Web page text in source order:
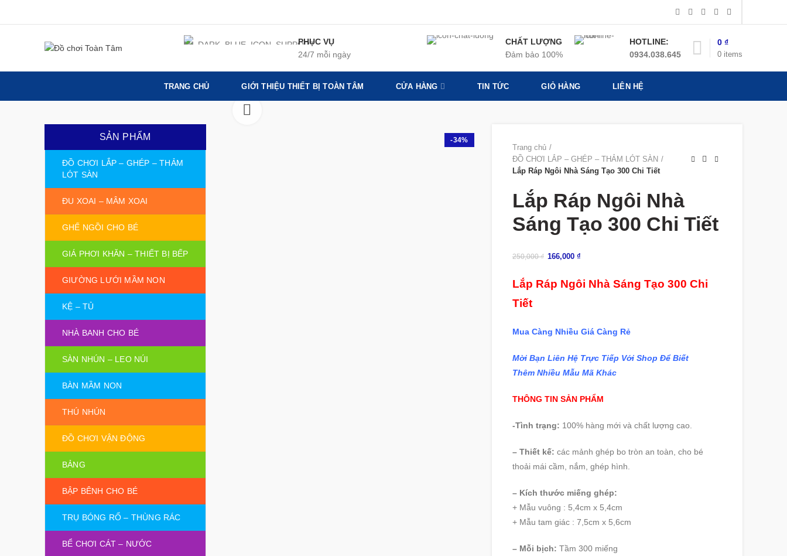
PHỤC VỤ
24/7 mỗi ngày
CHẤT LƯỢNG
Đảm bảo 100%
HOTLINE:
0934.038.645
0 items
0 ₫
TRANG CHỦ GIỚI THIỆU THIẾT BỊ TOÀN TÂM CỬA HÀNG TIN TỨC GIỎ HÀNG LIÊN HỆ
-34%
Trang chủ
ĐỒ CHƠI LẮP – GHÉP – THẢM LÓT SÀN
Lắp Ráp Ngôi Nhà Sáng Tạo 300 Chi Tiết
Lắp Ráp Ngôi Nhà
Sáng Tạo 300 Chi Tiết
250,000₫ 166,000 ₫
Lắp Ráp Ngôi Nhà Sáng Tạo 300 Chi
Tiết
Mua Càng Nhiều Giá Càng Rẻ
Mời Bạn Liên Hệ Trực Tiếp Với Shop Để Biết
Thêm Nhiều Mẫu Mã Khác
THÔNG TIN SẢN PHẨM
-Tình trạng: 100% hàng mới và chất lượng cao.
– Thiết kế: các mảnh ghép bo tròn an toàn, cho bé
thoải mái cầm, nắm, ghép hình.
– Kích thước miếng ghép:
+ Mẫu vuông : 5,4cm x 5,4cm
+ Mẫu tam giác : 7,5cm x 5,6cm
– Mỗi bịch: Tầm 300 miếng
SẢN PHẨM
ĐỒ CHƠI LẮP – GHÉP – THẢM
LÓT SÀN
ĐU XOAI – MÂM XOAI
GHẾ NGỒI CHO BÉ
GIÁ PHƠI KHĂN – THIẾT BỊ BẾP
GIƯỜNG LƯỚI MẦM NON
KỆ – TỦ
NHÀ BANH CHO BÉ
SÀN NHÚN – LEO NÚI
BÀN MẦM NON
THÚ NHÚN
ĐỒ CHƠI VẬN ĐỘNG
BẢNG
BẬP BÊNH CHO BÉ
TRỤ BÓNG RỔ – THÙNG RÁC
BỂ CHƠI CÁT – NƯỚC